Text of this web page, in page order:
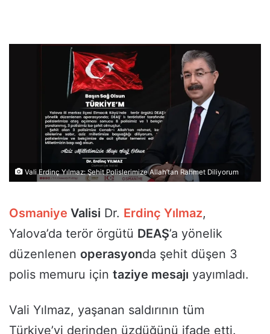
Vali Erdinç Yılmaz: Şehit Polislerimize Allah’tan Rahmet Diliyorum
Osmaniye Valisi Dr. Erdinç Yılmaz,
Yalova’da terör örgütü DEAŞ’a yönelik
düzenlenen operasyonda şehit düşen 3
polis memuru için taziye mesajı yayımladı.
Vali Yılmaz, yaşanan saldırının tüm
Türkiye’yi derinden üzdüğünü ifade etti.